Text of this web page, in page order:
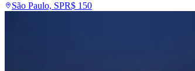
São Paulo, SPR$ 150